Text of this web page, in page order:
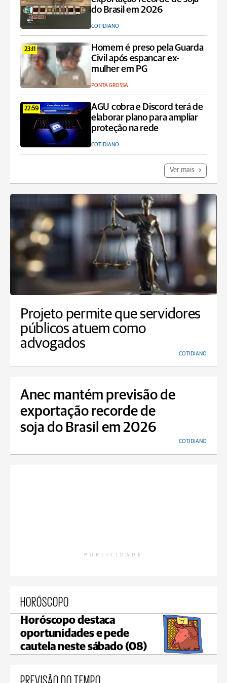
do Brasil em 2026
COTIDIANO
23:11
Homem é preso pela Guarda
Civil após espancar ex-
mulher em PG
PONTA GROSSA
22:59
AGU cobra e Discord terá de
elaborar plano para ampliar
proteção na rede
COTIDIANO
Ver mais
Projeto permite que servidores
públicos atuem como
advogados
COTIDIANO
Anec mantém previsão de
exportação recorde de
soja do Brasil em 2026
COTIDIANO
PUBLICIDADE
HORÓSCOPO
Horóscopo destaca
oportunidades e pede
cautela neste sábado (08)
PREVISÃO DO TEMPO